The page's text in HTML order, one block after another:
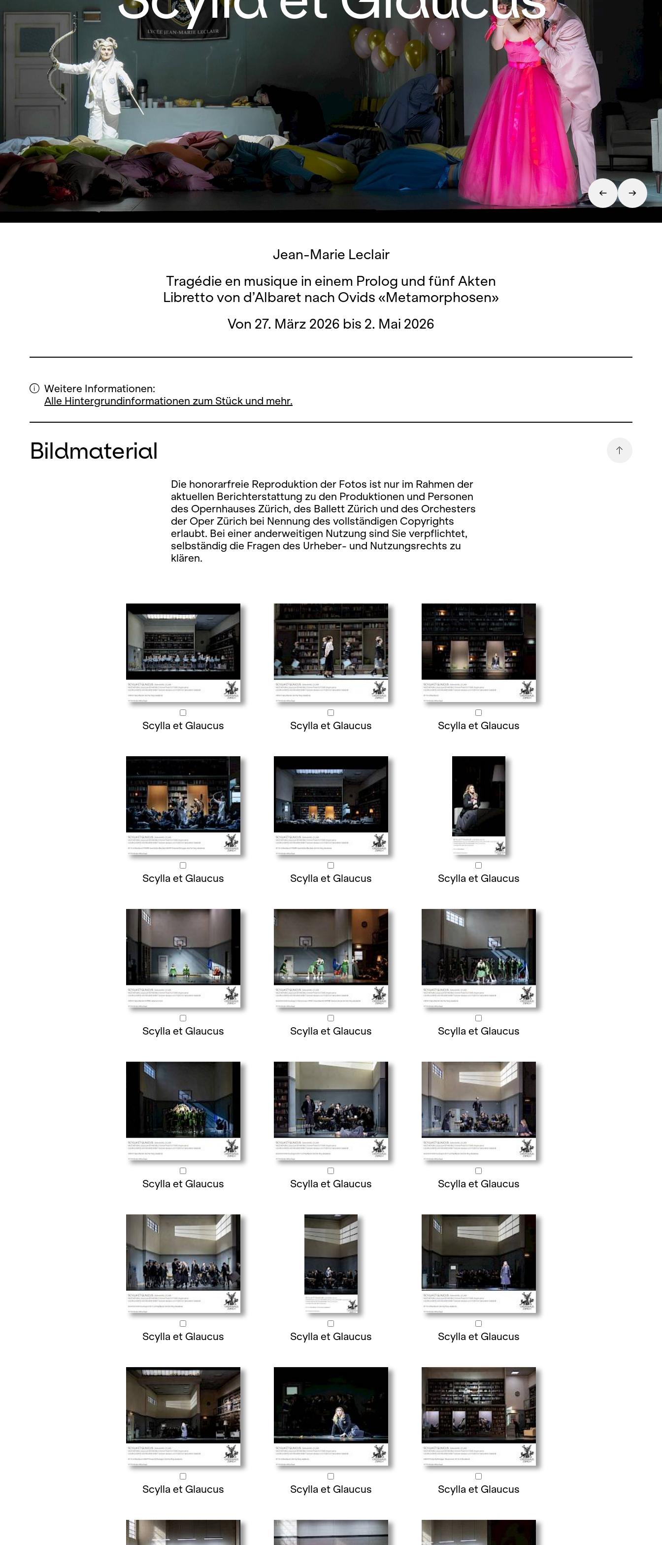
Jean-Marie Leclair
Tragédie en musique in einem Prolog und fünf Akten
Libretto von d’Albaret nach Ovids «Metamorphosen»
Von 27. März 2026 bis 2. Mai 2026
Weitere Informationen:
Alle Hintergrundinformationen zum Stück und mehr.
Bildmaterial
Die honorarfreie Reproduktion der Fotos ist nur im Rahmen der
aktuellen Berichterstattung zu den Produktionen und Personen
des Opernhauses Zürich, des Ballett Zürich und des Orchesters
der Oper Zürich bei Nennung des vollständigen Copyrights
erlaubt. Bei einer anderweitigen Nutzung sind Sie verpflichtet,
selbständig die Fragen des Urheber- und Nutzungsrechts zu
klären.
Scylla et Glaucus Scylla et Glaucus Scylla et Glaucus
Scylla et Glaucus Scylla et Glaucus Scylla et Glaucus
Scylla et Glaucus Scylla et Glaucus Scylla et Glaucus
Scylla et Glaucus Scylla et Glaucus Scylla et Glaucus
Scylla et Glaucus Scylla et Glaucus Scylla et Glaucus
Scylla et Glaucus Scylla et Glaucus Scylla et Glaucus